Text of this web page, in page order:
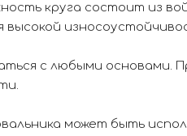
круга состоит из
с любыми основами.
может быть